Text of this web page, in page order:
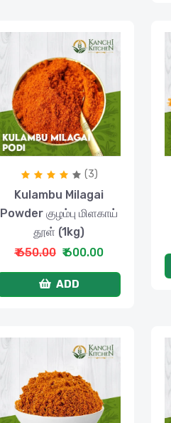
(3)
Kulambu Milagai
Powder குழம்பு மிளகாய்
தூள் (1kg)
₹ 650.00 ₹ 600.00
ADD